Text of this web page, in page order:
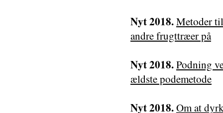
Nyt 2018.Metoder
andre frugttræer på
Nyt 2018.Podning
ældste podemetode
Nyt 2018.Om at